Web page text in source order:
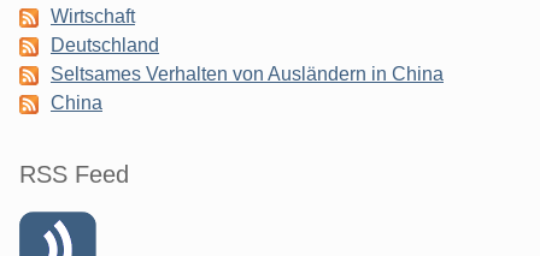
Wirtschaft
Deutschland
Seltsames Verhalten von Ausländern in China
China
RSS Feed